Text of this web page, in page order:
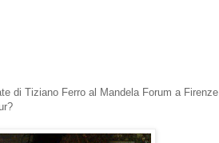
di Tiziano Ferro al Mandela Forum a Firenze.